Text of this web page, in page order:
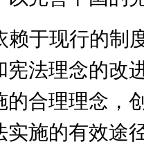
赖于现行的制
宪法理念的改
的合理理念，
实施的有效途